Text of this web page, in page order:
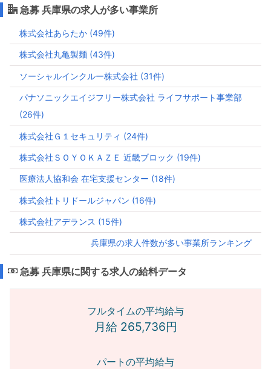
急募 兵庫県の求人が多い事業所
株式会社あらたか (49件)
株式会社丸亀製麺 (43件)
ソーシャルインクルー株式会社 (31件)
パナソニックエイジフリー株式会社 ライフサポート事業部
(26件)
株式会社Ｇ１セキュリティ (24件)
株式会社ＳＯＹＯＫＡＺＥ 近畿ブロック (19件)
医療法人協和会 在宅支援センター (18件)
株式会社トリドールジャパン (16件)
株式会社アデランス (15件)
兵庫県の求人件数が多い事業所ランキング
急募 兵庫県に関する求人の給料データ
フルタイムの平均給与
月給 265,736円
パートの平均給与